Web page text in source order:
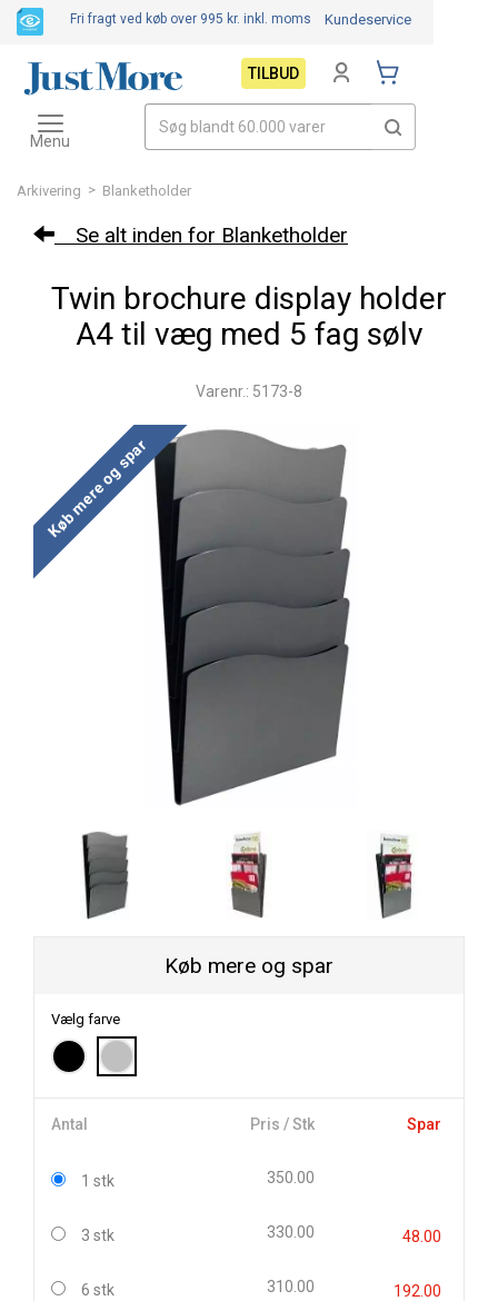
Arkivering > Blanketholder
Se alt inden for Blanketholder
Twin brochure display holder
A4 til væg med 5 fag sølv
Varenr.: 5173-8
Køb mere og spar
Køb mere og spar
Vælg farve
Antal Pris / Stk Spar
1 stk 350.00
3 stk 330.00 48.00
6 stk 310.00 192.00
Fri fragt ved køb over 995 kr. inkl. moms Kundeservice
TILBUD
Toggle
navigation
Menu